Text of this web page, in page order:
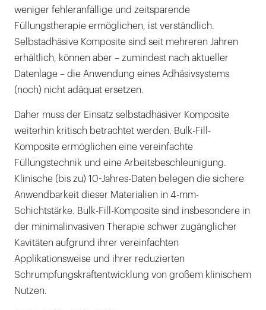
weniger fehleranfällige und zeitsparende
Füllungstherapie ermöglichen, ist verständlich.
Selbstadhäsive Komposite sind seit mehreren Jahren
erhältlich, können aber – zumindest nach aktueller
Datenlage – die Anwendung eines Adhäsivsystems
(noch) nicht adäquat ersetzen.
Daher muss der Einsatz selbstadhäsiver Komposite
weiterhin kritisch betrachtet werden. Bulk-Fill-
Komposite ermöglichen eine vereinfachte
Füllungstechnik und eine Arbeitsbeschleunigung.
Klinische (bis zu) 10-Jahres-Daten belegen die sichere
Anwendbarkeit dieser Materialien in 4-mm-
Schichtstärke. Bulk-Fill-Komposite sind insbesondere in
der minimalinvasiven Therapie schwer zugänglicher
Kavitäten aufgrund ihrer vereinfachten
Applikationsweise und ihrer reduzierten
Schrumpfungskraftentwicklung von großem klinischem
Nutzen.